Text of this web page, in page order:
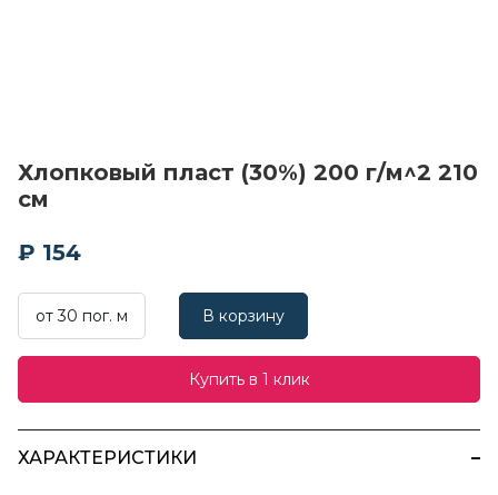
Хлопковый пласт (30%) 200 г/м^2 210
см
₽ 154
от 30 пог. м В корзину
Купить в 1 клик
ХАРАКТЕРИСТИКИ